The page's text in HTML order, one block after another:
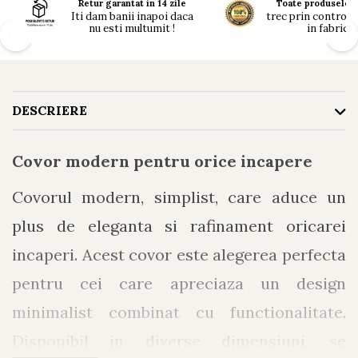
Retur garantat in 14 zile
Iti dam banii inapoi daca
nu esti multumit !
Toate produsele
trec prin
in fabrici !
DESCRIERE
Covor modern pentru orice incapere
Covorul modern, simplist, care aduce un
plus de eleganta si rafinament oricarei
incaperi. Acest covor este alegerea perfecta
pentru cei care apreciaza un design
minimalist combinat cu functionalitate.